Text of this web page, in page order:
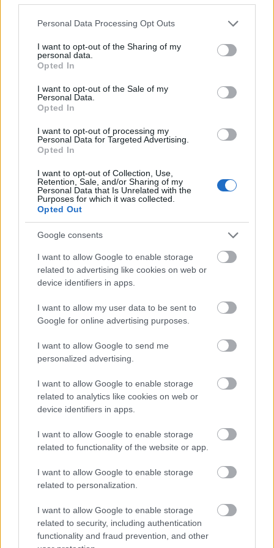
Please note that this website/app uses one or more Google
not limited to your visit or usage behaviour. You may click to
grant or deny consent to Google and its third-party tags to
use your data for below specified purposes in below Google
consent section.
Personal Data Processing Opt Outs
I want to opt-out of the Sharing of my
personal data.
Opted In
I want to opt-out of the Sale of my
Personal Data.
Opted In
I want to opt-out of processing my
Personal Data for Targeted Advertising.
Opted In
I want to opt-out of Collection, Use,
Retention, Sale, and/or Sharing of my
Personal Data that Is Unrelated with the
Purposes for which it was collected.
Opted Out
Google consents
I want to allow Google to enable storage
related to advertising like cookies on web or
device identifiers in apps.
I want to allow my user data to be sent to
Google for online advertising purposes.
I want to allow Google to send me
personalized advertising.
I want to allow Google to enable storage
related to analytics like cookies on web or
device identifiers in apps.
I want to allow Google to enable storage
related to functionality of the website or app.
I want to allow Google to enable storage
related to personalization.
I want to allow Google to enable storage
related to security, including authentication
functionality and fraud prevention, and other
Tegye fontossá, hogy korán érkezzen dolgozni és
minden egyéb megbeszélésére. Ha nem érzi magát
rohanónak, amikor eléri a célállomást, akkor
valószínűleg csökkenti a stresszt, amelyet akkor ér,
amikor odaér, ​​vagy amikor úton van.
Depressziós állapotban nehéz lehet enni vagy
étvágyat kelteni. Fontos, hogy kiegyensúlyozott
étrendet folytasson, amely tele van vitaminokkal és
tápanyagokkal. Ha egyszerűen nem tud enni, vagy
nincs kedve, próbáljon ki egy étrend -kiegészítőt,
például az Ensure -t, amely tartalmazza a szervezet
Ne hagyja, hogy a múltja diktálja a jövőjét. Sokan
elégedetlenek önmagukkal azok miatt a rossz
dolgok miatt, amelyek a múltban történtek velük.
Vegyük ezeket a múltbeli negatív eseményeket, és
alakítsuk őket tanulási élménnyé. Mondja meg
magának, hogy nem hagyja, hogy ezek a rossz
dolgok ismét megtörténjenek önnel.
szánjon egy kis időt a testmozgásra. Az egyik
leghatékonyabb módja a düh elleni küzdelemnek az,
ha nehéz táskát vesz, és felveszi, amikor stresszes.
Endorfinokat szabadít fel, amelyek sokkal jobban
érzik magukat az életben.
Meg kell tanulnia megfelelően összpontosítani a
személyes fejlődésének részeként. A fókuszálás
lehetővé teszi, hogy mélyebben gondolkodjon
céljairól és érzéseiről. Amikor összpontosít, világos
célokat és szilárd cselekvési tervet határozhat meg.
valószínűséggel fogja élni az életét napról napra,
anélkül, hogy aggódnia kellene a nagyobb kép
Amikor személyes ügyekben dönt, nagyon fontos,
hogy időt és energiát fordítson a lehető legjobb